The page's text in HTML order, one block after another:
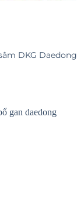
DKG Daedong